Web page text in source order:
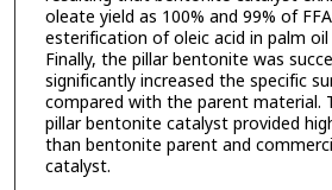
oleate yield as 100% and 99% of
esterification of oleic acid in palm
Finally, the pillar bentonite was
significantly increased the specific
compared with the parent material.
pillar bentonite catalyst provided
than bentonite parent and
catalyst.